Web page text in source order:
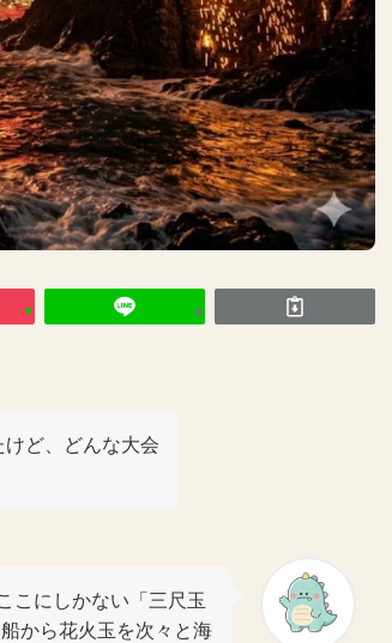
ど、どんな大会
こにしかない「三尺玉
から花火玉を次々と海